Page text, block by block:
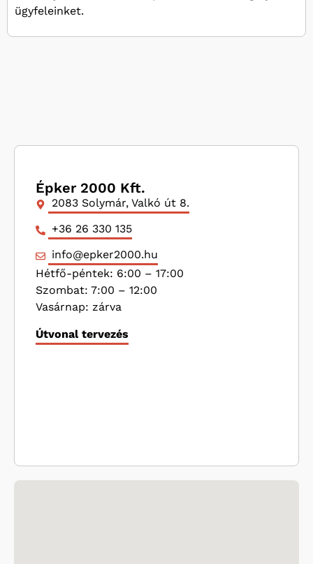
ügyfeleinket.
Épker 2000 Kft.
2083 Solymár, Valkó út 8.
+36 26 330 135
info@epker2000.hu
Hétfő-péntek: 6:00 – 17:00
Szombat: 7:00 – 12:00
Vasárnap: zárva
Útvonal tervezés